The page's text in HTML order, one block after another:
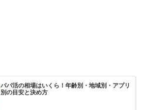
パパ活の相場はいくら！年齢別・地域別・アプリ
別の目安と決め方